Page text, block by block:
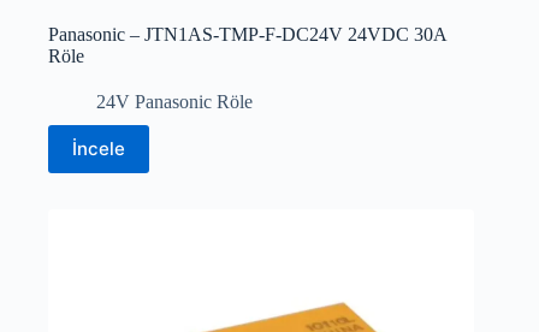
Panasonic – JTN1AS-TMP-F-DC24V 24VDC 30A
Röle
24V Panasonic Röle
İncele